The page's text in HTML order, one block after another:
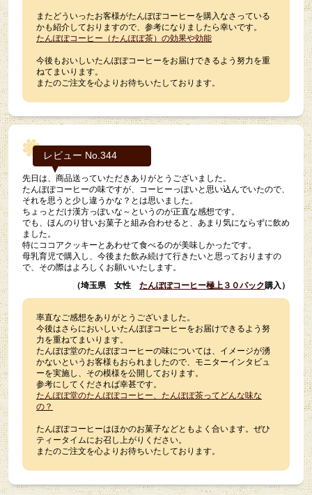
またどういったお客様がたんぽぽコーヒーを購入なさっている
かも紹介しておりますので、参考になりましたら幸いです。
たんぽぽコーヒー（たんぽぽ茶）の効果や効能
今後もおいしいたんぽぽコーヒーをお届けできるよう努力を重
ねてまいります。
またのご注文を心よりお待ちいたしております。
レビュー No.344
先日は、商品送っていただきありがとうございました。
たんぽぽコーヒーの味ですが、コーヒーっぽいと思い込んでいたので、
それを思うと少し違うかな？とは思いました。
ちょっとだけ漢方っぽいな～というのが正直な感想です。
でも、ほんのり甘いお菓子と組み合わせると、あまり気にならずに飲め
ました。
特にココアクッキーとあわせて食べるのが美味しかったです。
母乳育児で購入し、今後また飲み続けて行きたいと思っておりますの
で、その際はよろしくお願いいたします。
（埼玉県 女性 たんぽぽコーヒー極上３０パック購入）
率直なご感想をありがとうございました。
今後はさらにおいしいたんぽぽコーヒーをお届けできるよう努
力を重ねてまいります。
たんぽぽ堂のたんぽぽコーヒーの味については、イメージが湧
かないというお客様もおられましたので、モニターインタビュ
ーを実施し、その模様を公開しております。
参考にしてくだされば幸甚です。
たんぽぽ堂のたんぽぽコーヒー、たんぽぽ茶ってどんな味な
の？
たんぽぽコーヒーはほかのお菓子などともよく合います。ぜひ
ティータイムにお召し上がりください。
またのご注文を心よりお待ちいたしております。